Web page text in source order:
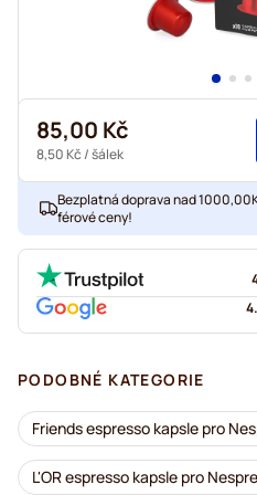
85,00 Kč
8,50 Kč / šálek
Bezplatná doprava nad
férové ceny!
PODOBNÉ KATEGORIE
Friends espresso kapsle pro
L'OR espresso kapsle pro